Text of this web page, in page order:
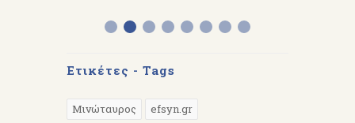
Ετικέτες - Tags
Μινώταυρος
efsyn.gr